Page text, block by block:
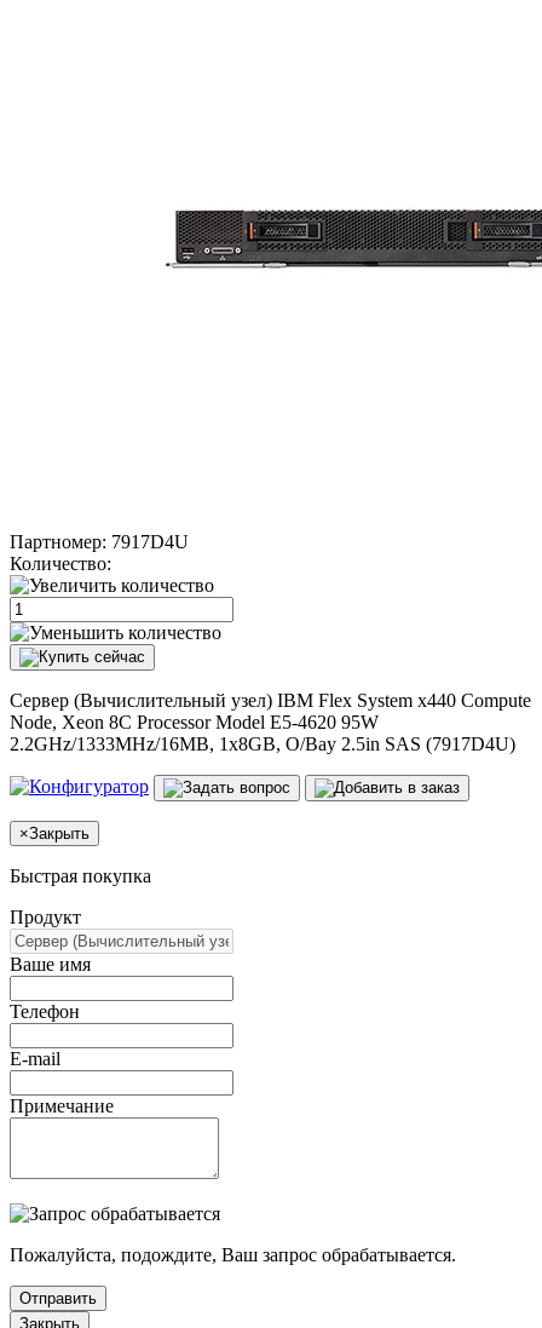
Партномер: 7917D4U
Количество:
Сервер (Вычислительный узел) IBM Flex System x440 Compute
Node, Xeon 8C Processor Model E5-4620 95W
2.2GHz/1333MHz/16MB, 1x8GB, O/Bay 2.5in SAS (7917D4U)
×Закрыть
Быстрая покупка
Продукт
Ваше имя
Телефон
E-mail
Примечание
Пожалуйста, подождите, Ваш запрос обрабатывается.
Отправить
Закрыть